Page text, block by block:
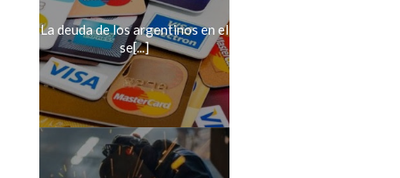
La deuda de los argentinos en el
se[...]